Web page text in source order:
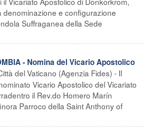
denominazione e configurazione
Suffraganea della Sede
- Nomina del Vicario Apostolico
del Vaticano (Agenzia Fides) - Il
Vicario Apostolico del Vicariato
il Rev.do Homero Marín
Parroco della Saint Anthony of